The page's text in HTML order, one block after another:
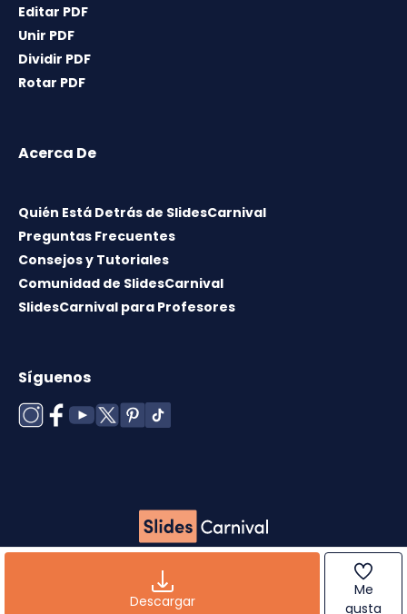
Descargar
Me
gusta
Editar PDF
Unir PDF
Dividir PDF
Rotar PDF
Acerca De
Quién Está Detrás de SlidesCarnival
Preguntas Frecuentes
Consejos y Tutoriales
Comunidad de SlidesCarnival
SlidesCarnival para Profesores
Síguenos
Copyright © 2026 ·Término de uso·Licencia de
Política de cookies
privacidad